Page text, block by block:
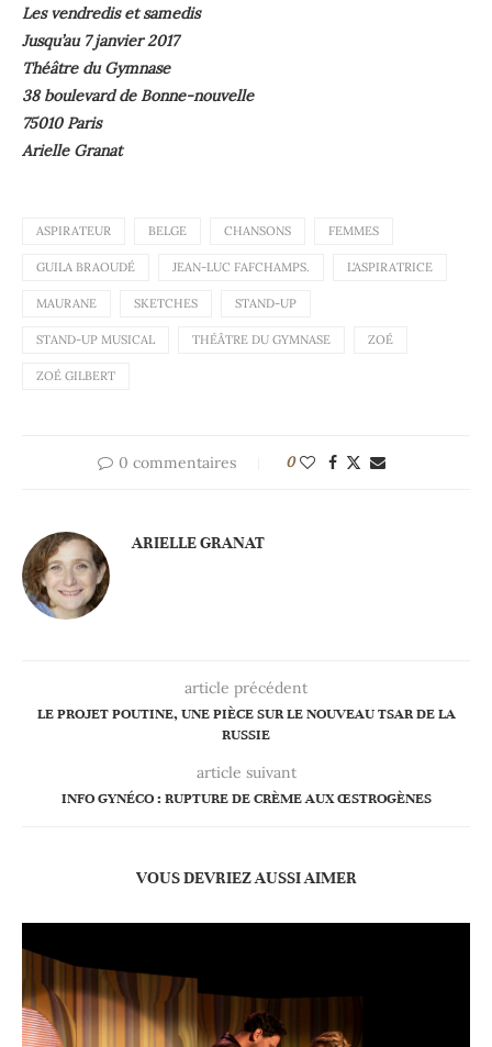
Les vendredis et samedis
Jusqu’au 7 janvier 2017
Théâtre du Gymnase
38 boulevard de Bonne-nouvelle
75010 Paris
Arielle Granat
ASPIRATEUR BELGE CHANSONS FEMMES
GUILA BRAOUDÉ JEAN-LUC FAFCHAMPS. L'ASPIRATRICE
MAURANE SKETCHES STAND-UP
STAND-UP MUSICAL THÉÂTRE DU GYMNASE ZOÉ
ZOÉ GILBERT
0 commentaires 0
ARIELLE GRANAT
article précédent
LE PROJET POUTINE, UNE PIÈCE SUR LE NOUVEAU TSAR DE LA
RUSSIE
article suivant
INFO GYNÉCO : RUPTURE DE CRÈME AUX ŒSTROGÈNES
VOUS DEVRIEZ AUSSI AIMER